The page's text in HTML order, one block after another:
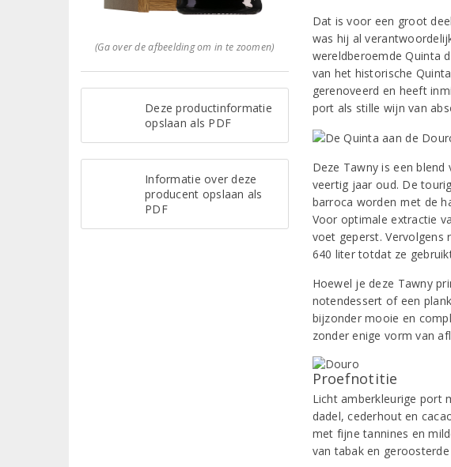
(Ga over de afbeelding om in te zoomen)
Deze productinformatie
opslaan als PDF
Informatie over deze
producent opslaan als
PDF
Dat is voor een groot
was hij al
wereldberoemde Quinta
van het historische
gerenoveerd en heeft
port als stille wijn van
Deze Tawny is een
veertig jaar oud. De
barroca worden met de
Voor optimale extractie
voet geperst. Vervolgens
640 liter totdat ze
Hoewel je deze Tawny
notendessert of een
bijzonder mooie en
zonder enige vorm van
Proefnotitie
Licht amberkleurige port
dadel, cederhout en
met fijne tannines en
van tabak en